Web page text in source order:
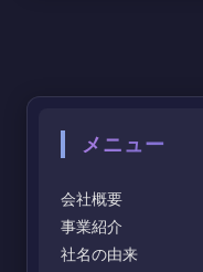
メニュー
会社概要
事業紹介
社名の由来